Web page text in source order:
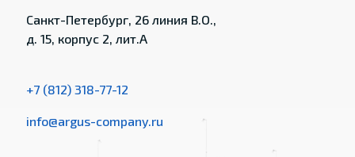
Санкт-Петербург, 26 линия В.О.,
д. 15, корпус 2, лит.А
+7 (812) 318-77-12
info@argus-company.ru